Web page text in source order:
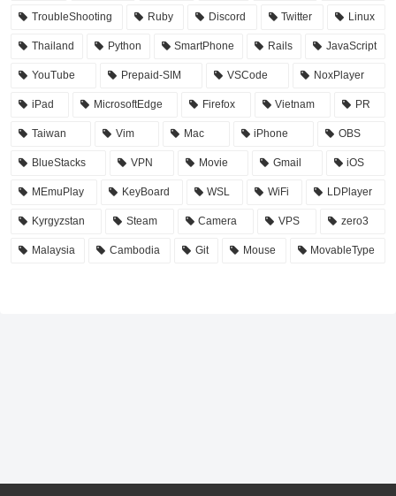
TroubleShooting Ruby Discord Twitter Linux
Thailand Python SmartPhone Rails JavaScript
YouTube Prepaid-SIM VSCode NoxPlayer
iPad MicrosoftEdge Firefox Vietnam PR
Taiwan Vim Mac iPhone OBS
BlueStacks VPN Movie Gmail iOS
MEmuPlay KeyBoard WSL WiFi LDPlayer
Kyrgyzstan Steam Camera VPS zero3
Malaysia Cambodia Git Mouse MovableType